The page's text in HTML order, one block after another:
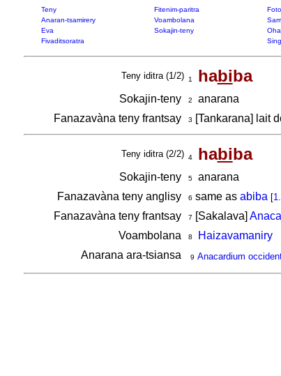
Teny Fitenim-paritra
Anaran-tsamirery
Voambolana
Eva
Sokajin-teny
Fivaditsoratra
Teny iditra (1/2) 1 habiba
Sokajin-teny 2
anarana
Fanazavàna teny frantsay
3 [Tankarana] lait
Teny iditra (2/2) 4 habiba
Sokajin-teny 5anarana
Fanazavàna teny anglisy
6 same as abiba [
Fanazavàna teny frantsay 7 [Sakalava]
Voambolana 8
Haizavamaniry
Anarana ara-tsiansa
9 Anacardium